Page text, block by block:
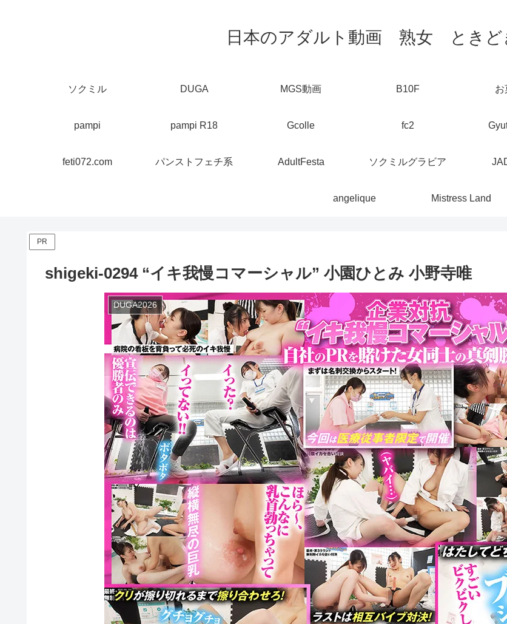
日本のアダルト動画 熟女 とき
ソクミル DUGA MGS動画 B10F お
pampi pampi R18 Gcolle fc2
feti072.com パンストフェチ系 AdultFesta ソクミルグラビア
angelique Mistress Land
PR
shigeki-0294 “イキ我慢コマーシャル” 小園ひとみ 小野寺唯
DUGA2026